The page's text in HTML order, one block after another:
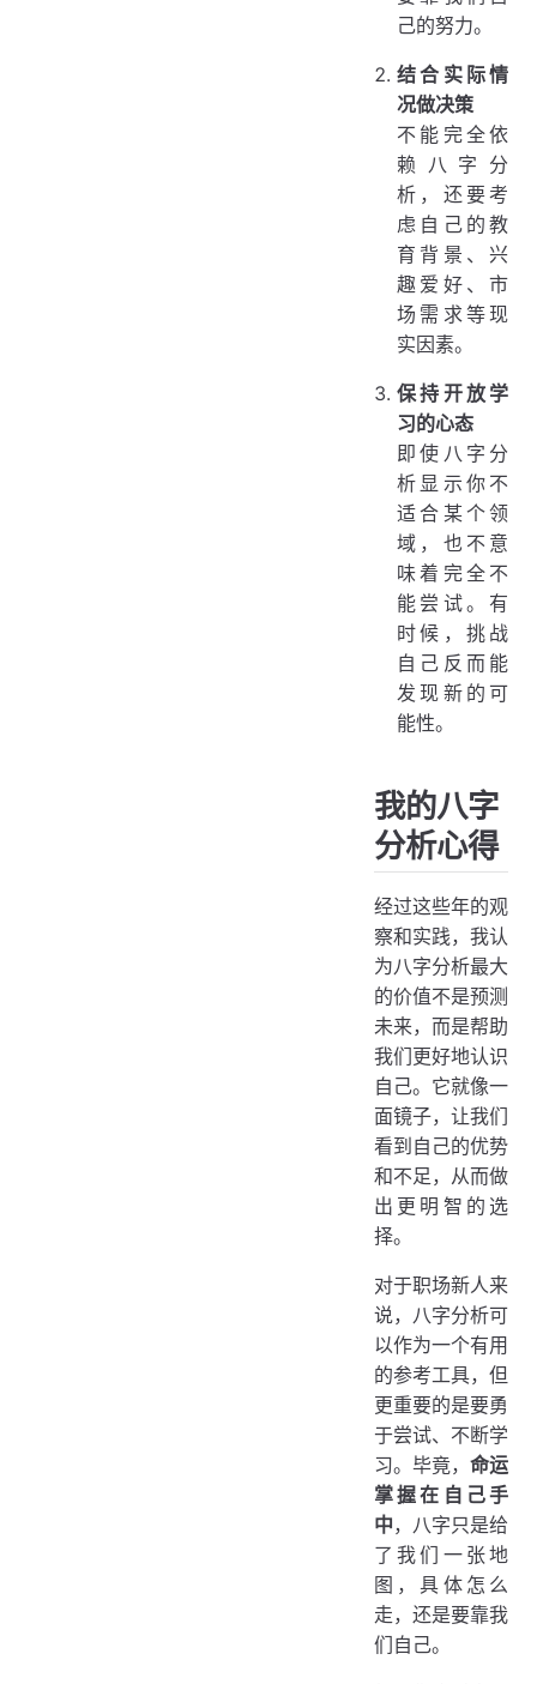
己的努力。
结合实际情
况做决策
不能完全依
赖八字分
析，还要考
虑自己的教
育背景、兴
趣爱好、市
场需求等现
实因素。
保持开放学
习的心态
即使八字分
析显示你不
适合某个领
域，也不意
味着完全不
能尝试。有
时候，挑战
自己反而能
发现新的可
能性。
我的八字
分析心得
经过这些年的观
察和实践，我认
为八字分析最大
的价值不是预测
未来，而是帮助
我们更好地认识
自己。它就像一
面镜子，让我们
看到自己的优势
和不足，从而做
出更明智的选
择。
对于职场新人来
说，八字分析可
以作为一个有用
的参考工具，但
更重要的是要勇
于尝试、不断学
习。毕竟， 命运
掌握在自己手
中，八字只是给
了我们一张地
图，具体怎么
走，还是要靠我
们自己。